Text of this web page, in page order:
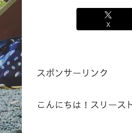
X
スポンサーリンク
こんにちは！スリース